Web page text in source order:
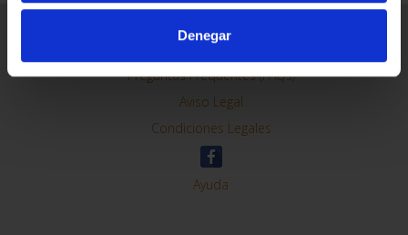
Denegar
Información General
Contacto
Preguntas Frequentes (FAQs)
Aviso Legal
Condiciones Legales
Ayuda